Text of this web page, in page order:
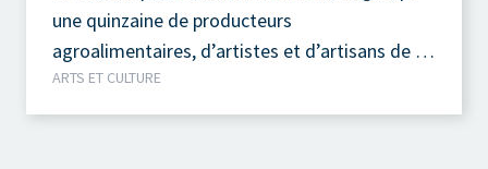
une quinzaine de producteurs
agroalimentaires, d’artistes et d’artisans de la
région.
ARTS ET CULTURE